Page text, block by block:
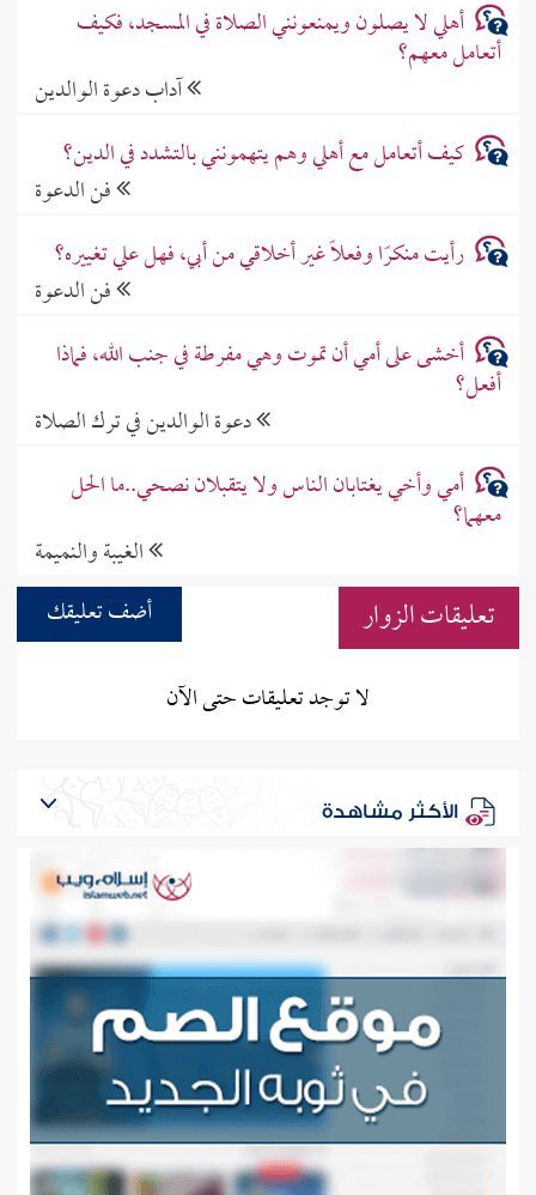
أهلي لا يصلون ويمنعونني الصلاة في المسجد، فكيف
أتعامل معهم؟
آداب دعوة الوالدين
كيف أتعامل مع أهلي وهم يتهمونني بالتشدد في الدين؟
فن الدعوة
رأيت منكرًا وفعلًا غير أخلاقي من أبي، فهل علي تغييره؟
فن الدعوة
أخشى على أمي أن تموت وهي مفرطة في جنب الله، فماذا
أفعل؟
دعوة الوالدين في ترك الصلاة
أمي وأخي يغتابان الناس ولا يتقبلان نصحي..ما الحل
معهما؟
الغيبة والنميمة
تعليقات الزوار
أضف تعليقك
لا توجد تعليقات حتى الآن
الأكثر مشاهدة